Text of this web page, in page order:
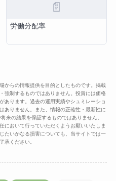
📄
労働分配率
からの情報提供を目的としたものです。掲載
強制するものではありません。投資には価格
あります。過去の運用実績やシュミレーショ
ありません。また、情報の正確性・最新性に
来の結果を保証するものではありません。
において行っていただくようお願いいたしま
たいかなる損害についても、当サイトでは一
承ください。